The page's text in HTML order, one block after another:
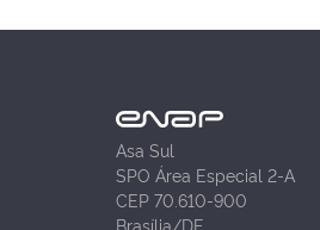
Asa Sul
SPO Área Especial 2-A
CEP 70.610-900
Brasília/DF